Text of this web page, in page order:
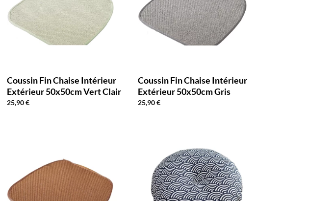
Coussin Fin Chaise Intérieur
Extérieur 50x50cm Vert Clair
25,90€
Coussin Fin Chaise Intérieur
Extérieur 50x50cm Gris
25,90€